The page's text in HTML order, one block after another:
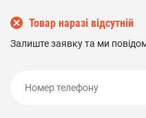
Товар наразі відсутній
Залиште заявку та ми